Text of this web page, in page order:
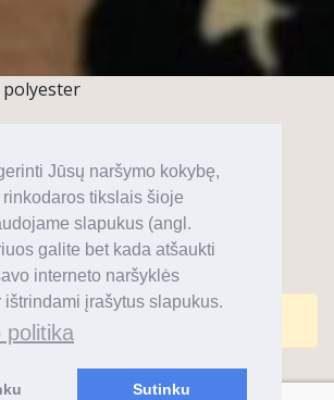
Jūsų naršymo kokybę,
tikslais šioje
slapukus (angl.
galite bet kada atšaukti
interneto naršyklės
ištrindami įrašytus slapukus.
politika
Sutinku
polyester
5%
Jackets, outdoor-wear